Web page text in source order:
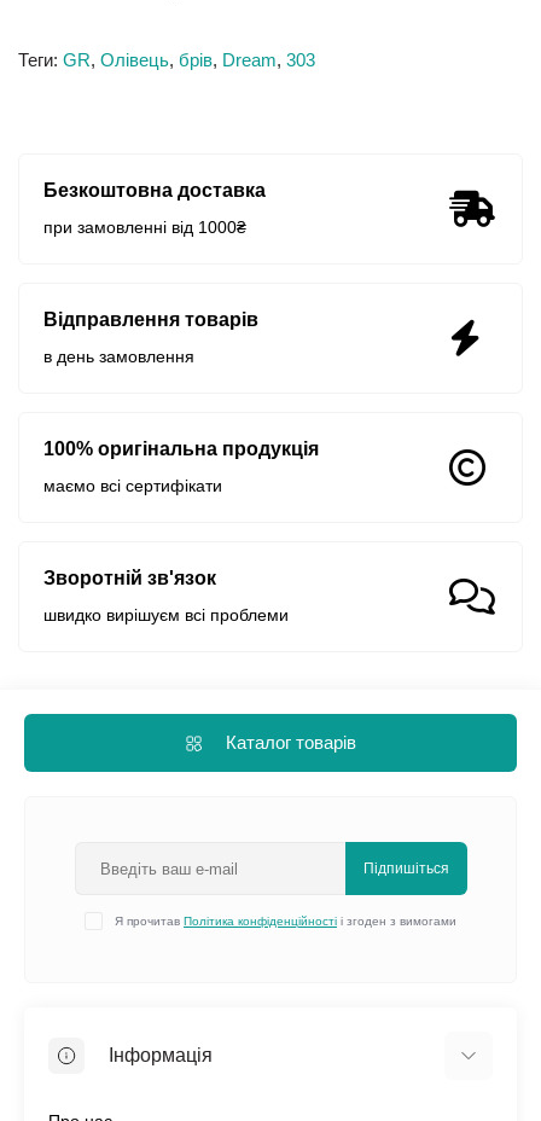
Теги: GR, Олівець, брів, Dream, 303
Безкоштовна доставка
при замовленні від 1000₴
Відправлення товарів
в день замовлення
100% оригінальна продукція
маємо всі сертифікати
Зворотній зв'язок
швидко вирішуєм всі проблеми
Каталог товарів
Підпишіться
Я прочитав Політика конфіденційності і згоден з вимогами
Інформація